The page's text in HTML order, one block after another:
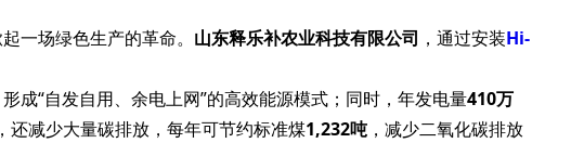
一场绿色生产的革命。 山东释乐补农业科技有限公司 ，通过安装Hi-
成“自发自用、余电上网”的高效能源模式；同时，年发电量410万
还减少大量碳排放，每年可节约标准煤1,232吨 ，减少二氧化碳排放